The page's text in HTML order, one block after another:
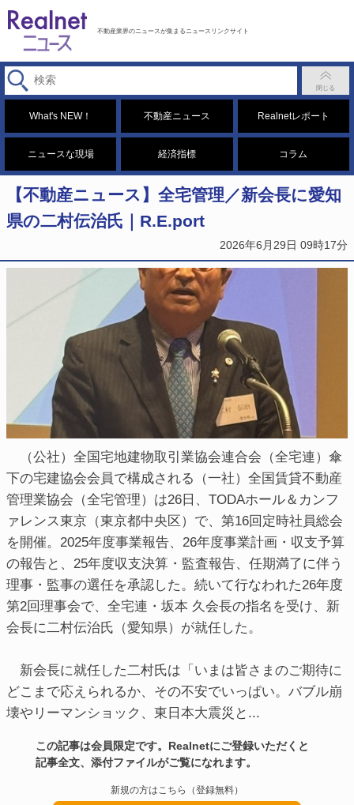
不動産業界のニュースが集まるニュースリンクサイト
What's NEW！ 不動産ニュース Realnetレポート
ニュースな現場 経済指標 コラム
【不動産ニュース】全宅管理／新会長に愛知
県の二村伝治氏｜R.E.port
2026年6月29日 09時17分
（公社）全国宅地建物取引業協会連合会（全宅連）傘
下の宅建協会会員で構成される（一社）全国賃貸不動産
管理業協会（全宅管理）は26日、TODAホール＆カンフ
ァレンス東京（東京都中央区）で、第16回定時社員総会
を開催。2025年度事業報告、26年度事業計画・収支予算
の報告と、25年度収支決算・監査報告、任期満了に伴う
理事・監事の選任を承認した。続いて行なわれた26年度
第2回理事会で、全宅連・坂本 久会長の指名を受け、新
会長に二村伝治氏（愛知県）が就任した。
新会長に就任した二村氏は「いまは皆さまのご期待に
どこまで応えられるか、その不安でいっぱい。バブル崩
壊やリーマンショック、東日本大震災と...
この記事は会員限定です。Realnetにご登録いただくと
記事全文、添付ファイルがご覧になれます。
新規の方はこちら（登録無料）